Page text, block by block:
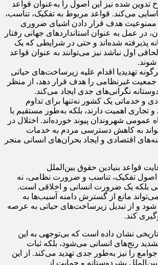
بشردوستانه که توسط کمیته
تدوین شده نیز این اصول را به‌عنوان قواعد
می‌کند. قواعد مربوط به تفکیک، تناسب،
ممنوعیت هدف قرار دادن اشیای ضروری
در عمل به‌ عنوان استانداردهای جهانی رفتار
پذیرفته شده‌اند و حتی در شرایطی که یک
اول نباشد نیز می‌توانند به‌ عنوان قواعد
تهدیدیا اقدام علیه زیرساخت‌های حیاتی
غیرنظامی را هدف قرار دهد، از منظر
نگرانی‌های جدی ایجاد می‌کند.
و خدماتی یک کشور نه‌تنها برای تداوم
تجاری اهمیت دارند، بلکه به‌طور مستقیم با
عمومی شهروندان پیوند خورده‌اند. اختلال در
به کاهش دسترسی مردم به خدمات
اقتصادی و ایجاد بحران‌های انسانی منجر
قواعد بنیادین حقوق بین‌الملل
اصول تفکیک، تناسب و ضرورت نظامی، نه
بلکه یک ضرورت انسانی و اخلاقی است.
مانع از گسترش دامنه آسیب‌ها به
و از تبدیل زیرساخت‌های حیاتی به عرصه
نشان داده است که بی‌توجهی به این
رنج‌های انسانی می‌شود، بلکه ثبات